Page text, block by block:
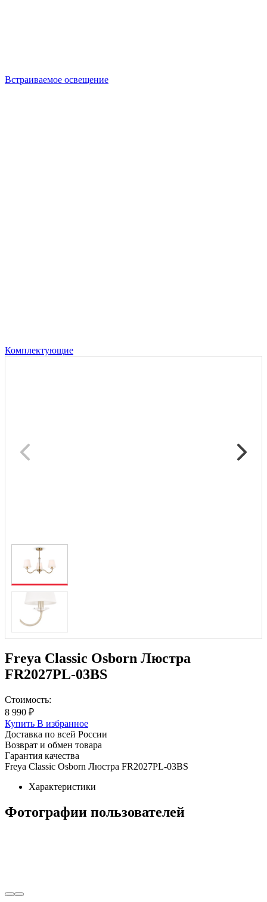
Встраиваемое освещение
Комплектующие
Freya Classic Osborn Люстра
FR2027PL-03BS
Стоимость:
8 990 ₽
Купить В избранное
Доставка по всей России
Возврат и обмен товара
Гарантия качества
Freya Classic Osborn Люстра FR2027PL-03BS
Характеристики
Фотографии пользователей